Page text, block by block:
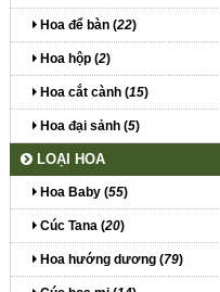
Hoa để bàn (22)
Hoa hộp (2)
Hoa cắt cành (15)
Hoa đại sảnh (5)
LOẠI HOA
Hoa Baby (55)
Cúc Tana (20)
Hoa hướng dương (79)